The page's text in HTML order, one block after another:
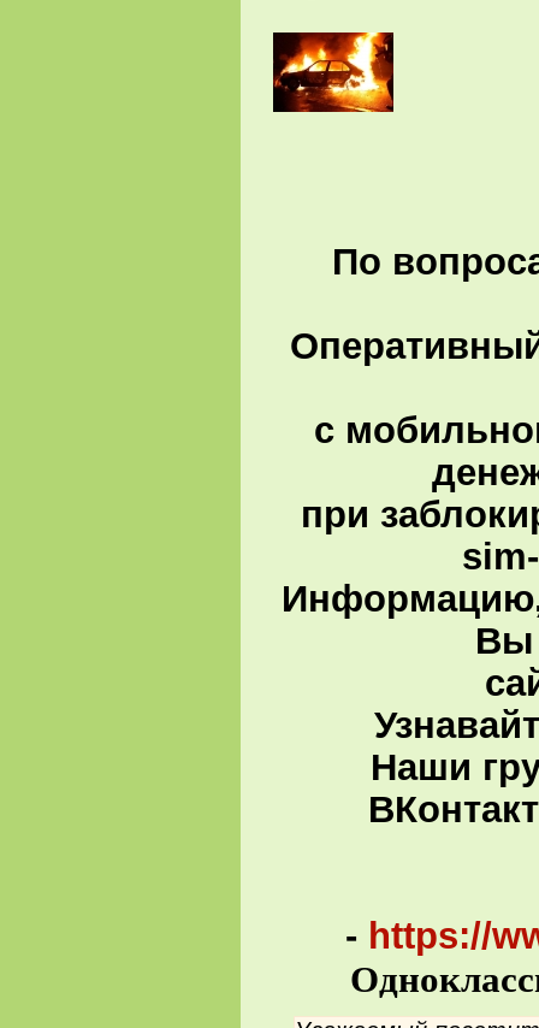
По
с
при
Вы
Наши
- https://